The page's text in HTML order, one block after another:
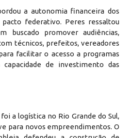
a autonomia financeira dos
federativo. Peres ressaltou
buscado promover audiências,
técnicos, prefeitos, vereadores
facilitar o acesso a programas
de investimento das
a logística no Rio Grande do Sul,
para novos empreendimentos. O